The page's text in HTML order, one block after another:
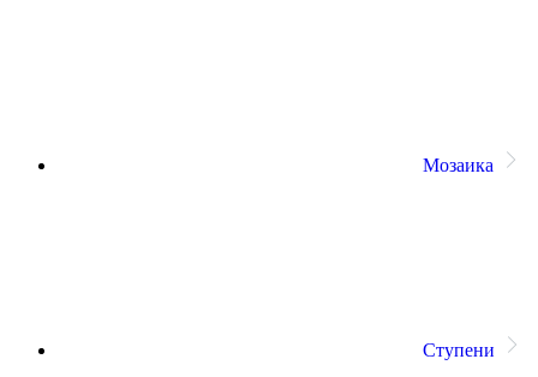
Мозаика
Ступени